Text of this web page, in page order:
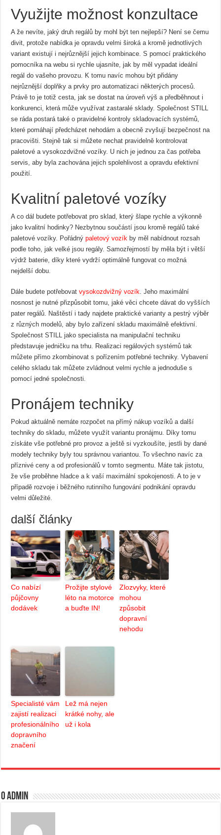
Využijte možnost konzultace
A že nevíte, jaký druh regálů by mohl být ten nejlepší? Není se čemu
divit, protože nabídka je opravdu velmi široká a kromě jednotlivých
variant existují i nejrůznější jejich kombinace. S pomocí praktického
pomocníka na webu si rychle ujasníte, jak by měl vypadat ideální
regál do vašeho provozu. K tomu navíc mohou být přidány
nejrůznější doplňky a prvky pro automatizaci některých procesů.
Právě to je totiž cesta, jak se dostat na úroveň výš a předběhnout i
konkurenci, která může využívat zastaralé sklady. Společnost STILL
se ráda postará také o pravidelné kontroly skladovacích systémů,
které pomáhají předcházet nehodám a obecně zvyšují bezpečnost na
pracovišti. Stejně tak si můžete nechat pravidelně kontrolovat
paletové a vysokozdvižné vozíky. U nich je jednou za čas potřeba
servis, aby byla zachována jejich spolehlivost a opravdu efektivní
použití.
Kvalitní paletové vozíky
A co dál budete potřebovat pro sklad, který šlape rychle a výkonně
jako kvalitní hodinky? Nezbytnou součástí jsou kromě regálů také
paletové vozíky. Pořádnýpaletový vozík by měl nabídnout rozsah
podle toho, jak velké jsou regály. Samozřejmostí by měla být i větší
výdrž baterie, díky které vydrží optimálně fungovat co možná
nejdelší dobu.
Dále budete potřebovatvysokozdvižný vozík. Jeho maximální
nosnost je nutné přizpůsobit tomu, jaké věci chcete dávat do vyšších
pater regálů. Naštěstí i tady najdete praktické varianty a pestrý výběr
z různých modelů, aby bylo zařízení skladu maximálně efektivní.
Společnost STILL jako specialista na manipulační techniku
představuje jedničku na trhu. Realizaci regálových systémů tak
můžete přímo zkombinovat s pořízením potřebné techniky. Vybavení
celého skladu tak můžete zvládnout velmi rychle a jednoduše s
pomocí jedné společnosti.
Pronájem techniky
Pokud aktuálně nemáte rozpočet na přímý nákup vozíků a další
techniky do skladu, můžete využít variantu pronájmu. Díky tomu
získáte vše potřebné pro provoz a ještě si vyzkoušíte, jestli by dané
modely techniky byly tou správnou variantou. To všechno navíc za
příznivé ceny a od profesionálů v tomto segmentu. Máte tak jistotu,
že vše proběhne hladce a k vaší maximální spokojenosti. A to je v
případě rozvoje i běžného rutinního fungování podnikání opravdu
velmi důležité.
další články
Co nabízí
půjčovny
dodávek
Prožijte stylové
léto na motorce
a buďte IN!
Zlozvyky, které
mohou
způsobit
dopravní
nehodu
Specialisté vám
zajistí realizaci
profesionálního
dopravního
značení
Lež má nejen
krátké nohy, ale
už i kola
O admin